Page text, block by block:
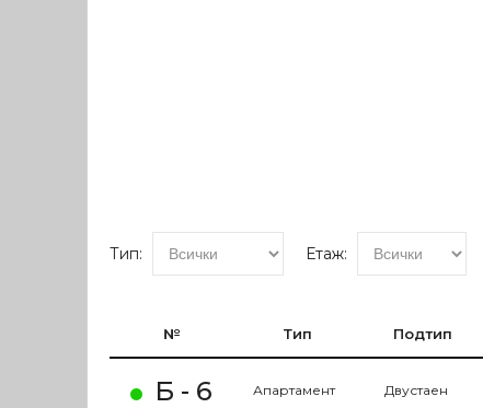
Тип: Етаж:
№ Тип Подтип
Б - 6 Апартамент Двустаен